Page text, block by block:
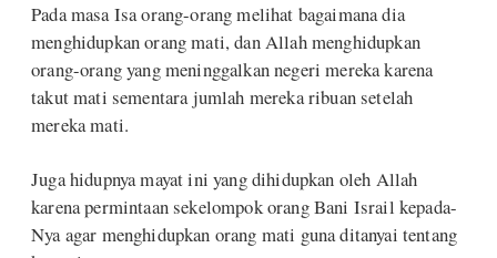
Pada masa Isa orang-orang melihat bagaimana dia
menghidupkan orang mati, dan Allah menghidupkan
orang-orang yang meninggalkan negeri mereka karena
takut mati sementara jumlah mereka ribuan setelah
mereka mati.
Juga hidupnya mayat ini yang dihidupkan oleh Allah
karena permintaan sekelompok orang Bani Israil kepada-
Nya agar menghidupkan orang mati guna ditanyai tentang